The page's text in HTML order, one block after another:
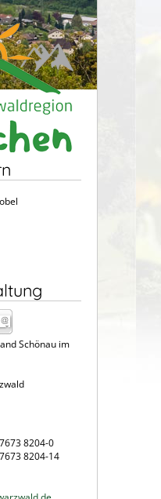
Schönau im
8204-0
8204-14